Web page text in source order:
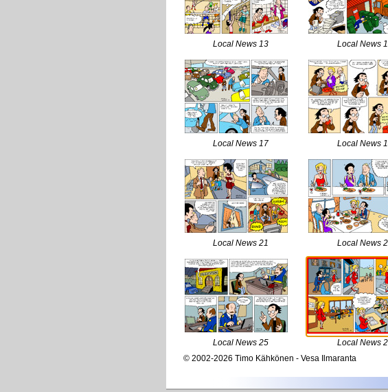
Local News 13 Local News
Local News 17 Local News
Local News 21 Local News
Local News 25
Local News
© 2002-2026 Timo Kähkönen - Vesa Ilmaranta